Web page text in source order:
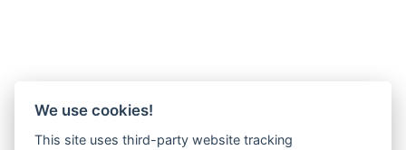
MORGENLAND-BAZAR
We use cookies!
This site uses third-party website tracking